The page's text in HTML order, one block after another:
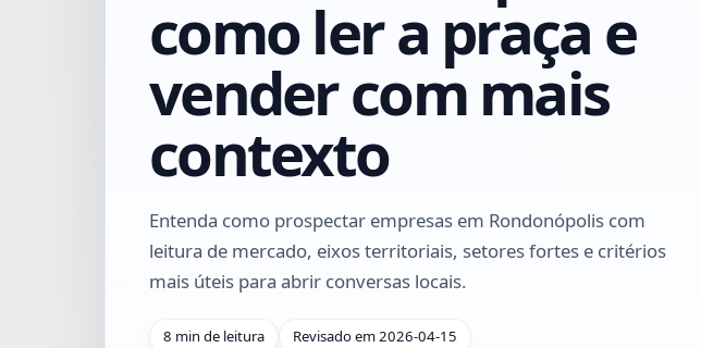
como ler a praça e
vender com mais
contexto
Entenda como prospectar empresas em Rondonópolis com
leitura de mercado, eixos territoriais, setores fortes e critérios
mais úteis para abrir conversas locais.
8 min de leitura Revisado em 2026-04-15